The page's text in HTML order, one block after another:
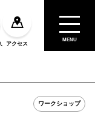
アクセス
MENU
ワークショップ